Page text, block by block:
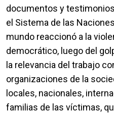
documentos y
el Sistema de las
mundo reaccionó a la
democrático, luego del
la relevancia del trabajo
organizaciones de la
locales, nacionales,
familias de las víctimas,